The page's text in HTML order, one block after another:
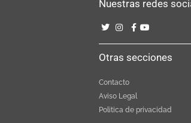
Nuestras redes
Otras secciones
Contacto
Aviso Legal
Politica de privacidad